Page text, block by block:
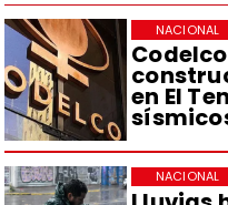
en El
NACIONAL
NACIONAL